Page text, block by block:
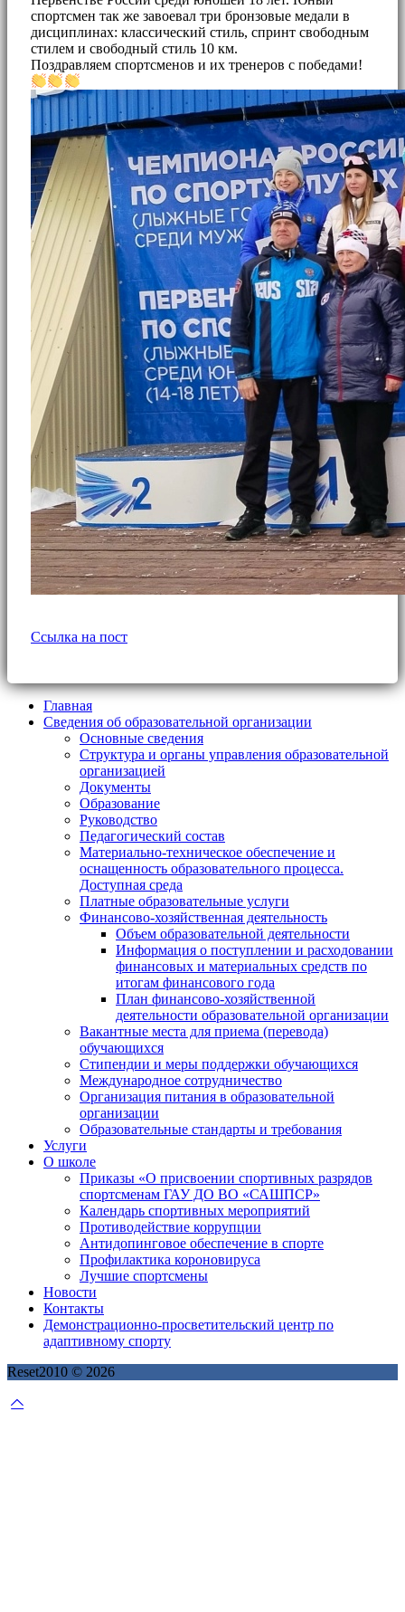
спортсмен так же завоевал три бронзовые медали в
дисциплинах: классический стиль, спринт свободным
стилем и свободный стиль 10 км.
Поздравляем спортсменов и их тренеров с победами!
Ссылка на пост
Главная
Сведения об образовательной организации
Основные сведения
Структура и органы управления образовательной
организацией
Документы
Образование
Руководство
Педагогический состав
Материально-техническое обеспечение и
оснащенность образовательного процесса.
Доступная среда
Платные образовательные услуги
Финансово-хозяйственная деятельность
Объем образовательной деятельности
Информация о поступлении и расходовании
финансовых и материальных средств по
итогам финансового года
План финансово-хозяйственной
деятельности образовательной организации
Вакантные места для приема (перевода)
обучающихся
Стипендии и меры поддержки обучающихся
Международное сотрудничество
Организация питания в образовательной
организации
Образовательные стандарты и требования
Услуги
О школе
Приказы «О присвоении спортивных разрядов
спортсменам ГАУ ДО ВО «САШПСР»
Календарь спортивных мероприятий
Противодействие коррупции
Антидопинговое обеспечение в спорте
Профилактика короновируса
Лучшие спортсмены
Новости
Контакты
Демонстрационно-просветительский центр по
адаптивному спорту
Reset2010 © 2026